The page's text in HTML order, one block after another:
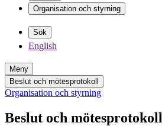
Organisation och styrning
Sök
English
Meny
Beslut och mötesprotokoll
Organisation och styrning
Beslut och mötesprotokoll